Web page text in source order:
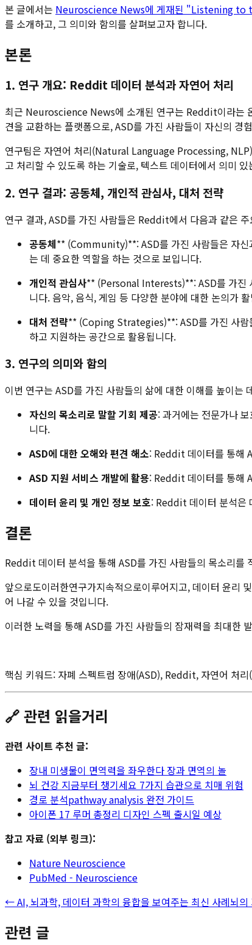
본 글에서는 Neuroscience News에 게재된 "Listening to
를 소개하고, 그 의미와 함의를 살펴보고자 합니다.
본론
1. 연구 개요: Reddit 데이터 분석과 자연어 처리
최근 Neuroscience News에 소개된 연구는 Reddit이라는
견을 교환하는 플랫폼으로, ASD를 가진 사람들이 자신의 경
연구팀은 자연어 처리(Natural Language Processing,
고 처리할 수 있도록 하는 기술로, 텍스트 데이터에서 의미
2. 연구 결과: 공동체, 개인적 관심사, 대처 전략
연구 결과, ASD를 가진 사람들은 Reddit에서 다음과 같은
공동체** (Community)**: ASD를 가진 사람들은 자신
는 데 중요한 역할을 하는 것으로 보입니다.
개인적 관심사** (Personal Interests)**: ASD를 가진
니다. 음악, 음식, 게임 등 다양한 분야에 대한 논의가
대처 전략** (Coping Strategies)**: ASD를 가진 사람
하고 지원하는 공간으로 활용됩니다.
3. 연구의 의미와 함의
이번 연구는 ASD를 가진 사람들의 삶에 대한 이해를 높이
자신의 목소리로 말할 기회 제공: 과거에는 전문가나
니다.
ASD에 대한 오해와 편견 해소: Reddit 데이터를 통해
ASD 지원 서비스 개발에 활용: Reddit 데이터를 통해
데이터 윤리 및 개인 정보 보호: Reddit 데이터 분석은
결론
Reddit 데이터 분석을 통해 ASD를 가진 사람들의 목소리를
앞으로도이러한연구가지속적으로이루어지고, 데이터 윤리
어 나갈 수 있을 것입니다.
이러한 노력을 통해 ASD를 가진 사람들의 잠재력을 최대한
핵심 키워드: 자폐 스펙트럼 장애(ASD), Reddit, 자연어 처
🔗 관련 읽을거리
관련 사이트 추천 글:
장내 미생물이 면역력을 좌우한다 장과 면역의 놀
뇌 건강 지금부터 챙기세요 7가지 습관으로 치매 위험
경로 분석pathway analysis 완전 가이드
아이폰 17 루머 총정리 디자인 스펙 출시일 예상
참고 자료 (외부 링크):
Nature Neuroscience
PubMed - Neuroscience
←AI, 뇌과학, 데이터 과학의 융합을 보여주는 최신 사례뇌의
관련 글